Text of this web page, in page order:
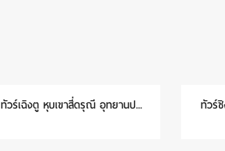
ทัวร์เฉิงตู หุบเขาสี่ดรุณี อุทยานป... ทัวร์